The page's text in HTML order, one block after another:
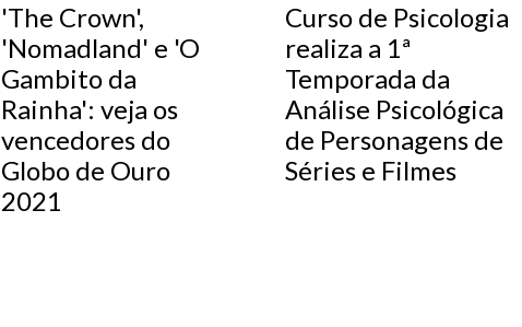
'The Crown',
'Nomadland' e 'O
Gambito da
Rainha': veja os
vencedores do
Globo de Ouro
2021
Curso de Psicologia
realiza a 1ª
Temporada da
Análise Psicológica
de Personagens de
Séries e Filmes